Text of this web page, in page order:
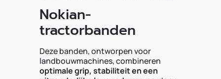
Nokian-
tractorbanden
Deze banden, ontworpen voor
landbouwmachines, combineren
optimale grip, stabiliteit en een